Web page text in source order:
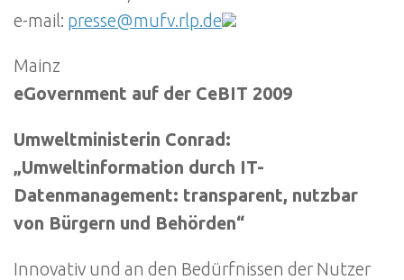
e-mail: presse@mufv.rlp.de
Mainz
eGovernment auf der CeBIT 2009
Umweltministerin Conrad:
„Umweltinformation durch IT-
Datenmanagement: transparent, nutzbar
von Bürgern und Behörden“
Innovativ und an den Bedürfnissen der Nutzer